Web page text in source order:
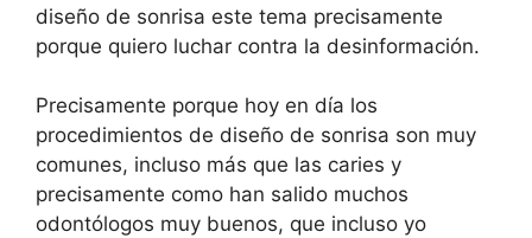
diseño de sonrisa este tema precisamente
porque quiero luchar contra la desinformación.
Precisamente porque hoy en día los
procedimientos de diseño de sonrisa son muy
comunes, incluso más que las caries y
precisamente como han salido muchos
odontólogos muy buenos, que incluso yo